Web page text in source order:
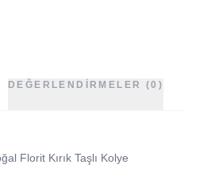
DEĞERLENDIRMELER (0)
Florit Kırık Taşlı Kolye